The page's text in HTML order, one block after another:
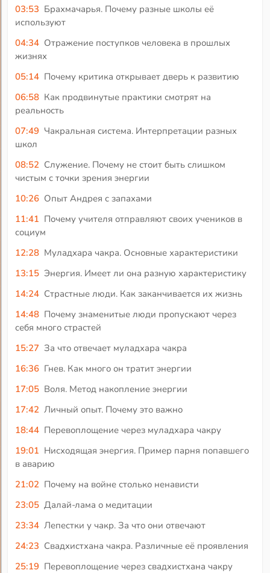
03:53 Брахмачарья. Почему разные школы её
используют
04:34 Отражение поступков человека в прошлых
жизнях
05:14 Почему критика открывает дверь к развитию
06:58 Как продвинутые практики смотрят на
реальность
07:49 Чакральная система. Интерпретации разных
школ
08:52 Служение. Почему не стоит быть слишком
чистым с точки зрения энергии
10:26 Опыт Андрея с запахами
11:41 Почему учителя отправляют своих учеников в
социум
12:28 Муладхара чакра. Основные характеристики
13:15 Энергия. Имеет ли она разную характеристику
14:24 Страстные люди. Как заканчивается их жизнь
14:48 Почему знаменитые люди пропускают через
себя много страстей
15:27 За что отвечает муладхара чакра
16:36 Гнев. Как много он тратит энергии
17:05 Воля. Метод накопление энергии
17:42 Личный опыт. Почему это важно
18:44 Перевоплощение через муладхара чакру
19:01 Нисходящая энергия. Пример парня попавшего
в аварию
21:02 Почему на войне столько ненависти
23:05 Далай-лама о медитации
23:34 Лепестки у чакр. За что они отвечают
24:23 Свадхистхана чакра. Различные её проявления
25:19 Перевоплощение через свадхистхана чакру